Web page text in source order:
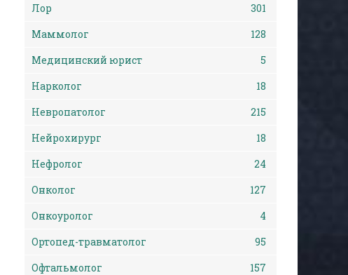
Лор
301
Маммолог
128
Медицинский юрист
5
Нарколог
18
Невропатолог
215
Нейрохирург
18
Нефролог
24
Онколог
127
Онкоуролог
4
Ортопед-травматолог
95
Офтальмолог
157